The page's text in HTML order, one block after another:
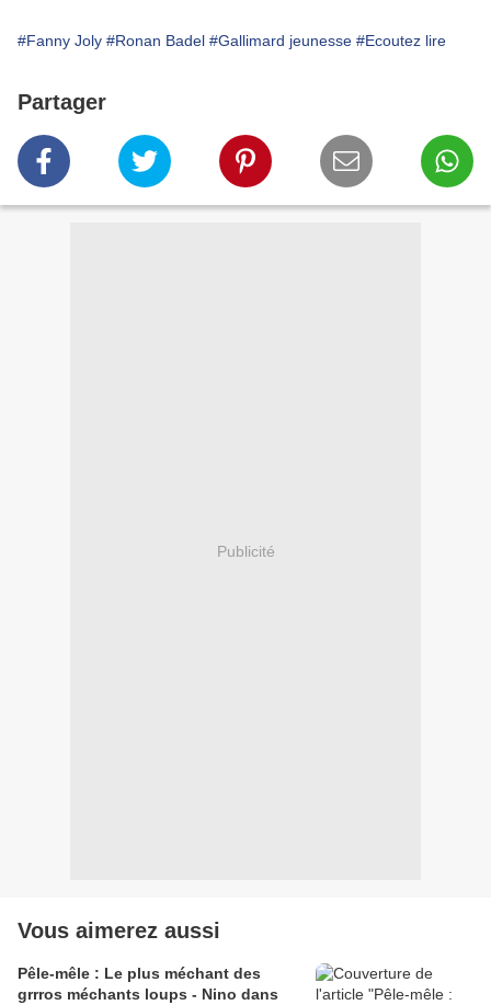
#Fanny Joly #Ronan Badel #Gallimard jeunesse #Ecoutez lire
Partager
Publicité
Vous aimerez aussi
Pêle-mêle : Le plus méchant des
grrros méchants loups - Nino dans